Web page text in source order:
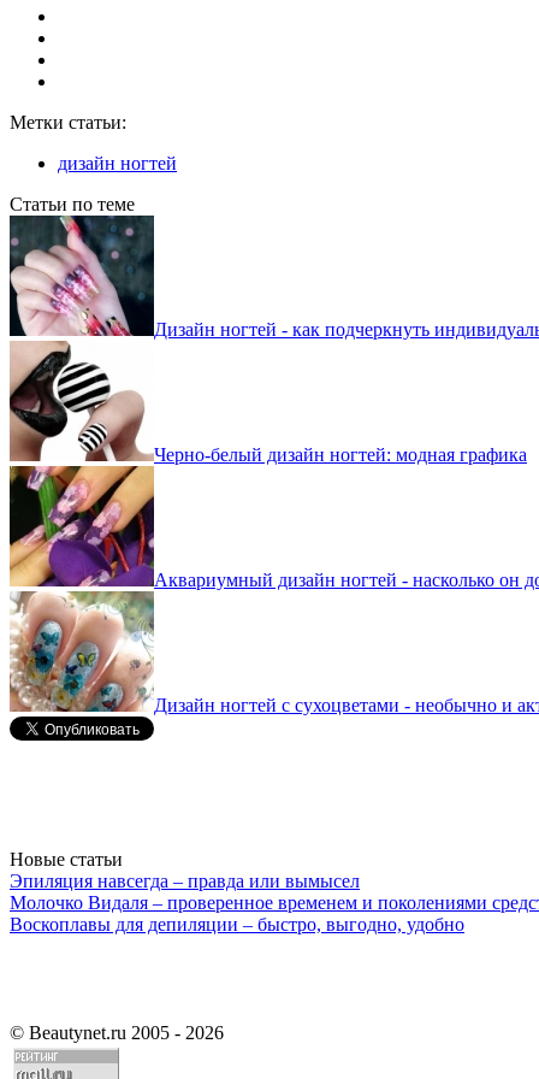
Метки статьи:
дизайн ногтей
Статьи по теме
Дизайн ногтей - как подчеркнуть
Черно-белый дизайн ногтей: модная графика
Аквариумный дизайн ногтей - насколько он
Дизайн ногтей с сухоцветами - необычно и
Новые статьи
Эпиляция навсегда – правда или вымысел
Молочко Видаля – проверенное временем и поколениями
Воскоплавы для депиляции – быстро, выгодно, удобно
© Beautynet.ru 2005 - 2026